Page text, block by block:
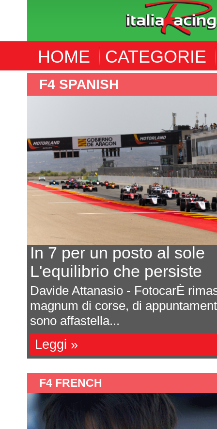
HOME CATEGORIE
F4 SPANISH
In 7 per un posto al sole
L'equilibrio che persiste
Davide Attanasio - FotocarÈ
magnum di corse, di
sono affastella...
Leggi »
F4 FRENCH